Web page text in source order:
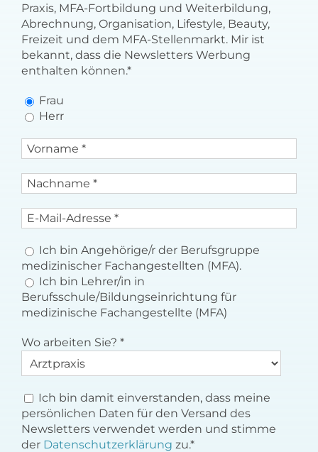
Praxis, MFA-Fortbildung und Weiterbildung,
Abrechnung, Organisation, Lifestyle, Beauty,
Freizeit und dem MFA-Stellenmarkt. Mir ist
bekannt, dass die Newsletters Werbung
enthalten können.*
Frau
Herr
Ich bin Angehörige/r der Berufsgruppe
medizinischer Fachangestellten (MFA).
Ich bin Lehrer/in in
Berufsschule/Bildungseinrichtung für
medizinische Fachangestellte (MFA)
Wo arbeiten Sie? *
Ich bin damit einverstanden, dass meine
persönlichen Daten für den Versand des
Newsletters verwendet werden und stimme
der Datenschutzerklärung zu.*